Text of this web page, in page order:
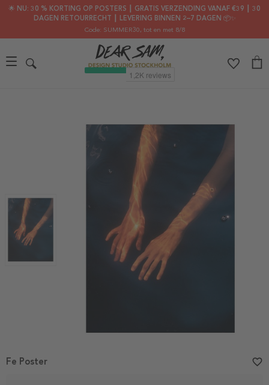
🌟 NU: 30 % KORTING OP POSTERS ┃ GRATIS VERZENDING VANAF €39 ┃ 30
DAGEN RETOURRECHT ┃ LEVERING BINNEN 2–7 DAGEN 📦✨
Code: SUMMER30, tot en met 8/8
Fe Poster favorite_border